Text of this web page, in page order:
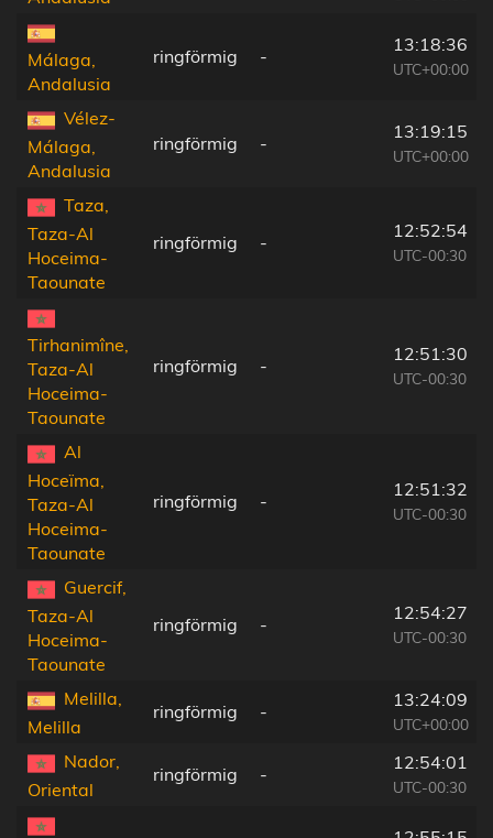
Málaga,
Andalusia
ringförmig -
13:18:36
UTC+00:00
Vélez-
Málaga,
Andalusia
ringförmig -
13:19:15
UTC+00:00
Taza,
Taza-Al
Hoceima-
Taounate
ringförmig -
12:52:54
UTC-00:30
Tirhanimîne,
Taza-Al
Hoceima-
Taounate
ringförmig -
12:51:30
UTC-00:30
Al
Hoceïma,
Taza-Al
Hoceima-
Taounate
ringförmig -
12:51:32
UTC-00:30
Guercif,
Taza-Al
Hoceima-
Taounate
ringförmig -
12:54:27
UTC-00:30
Melilla,
Melilla
ringförmig -
13:24:09
UTC+00:00
Nador,
Oriental
ringförmig -
12:54:01
UTC-00:30